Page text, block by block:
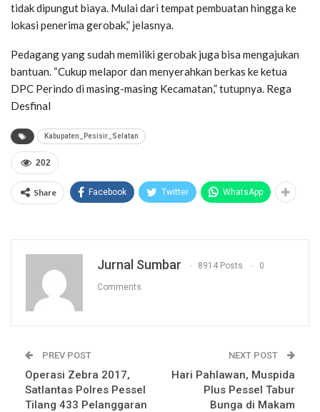
tidak dipungut biaya. Mulai dari tempat pembuatan hingga ke
lokasi penerima gerobak,” jelasnya.
Pedagang yang sudah memiliki gerobak juga bisa mengajukan
bantuan. “Cukup melapor dan menyerahkan berkas ke ketua
DPC Perindo di masing-masing Kecamatan,” tutupnya. Rega
Desfinal
Kabupaten_Pesisir_Selatan
202
Share Facebook Twitter WhatsApp
Jurnal Sumbar 8914 Posts 0
Comments
PREV POST
Operasi Zebra 2017,
Satlantas Polres Pessel
Tilang 433 Pelanggaran
NEXT POST
Hari Pahlawan, Muspida
Plus Pessel Tabur
Bunga di Makam